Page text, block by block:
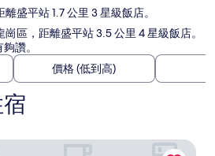
盛平站 1.7 公里 3 星級飯店。
區，距離盛平站 3.5 公里 4 星級飯店。
讚。
價格 (低到高)
店 - IHG 旗下飯店